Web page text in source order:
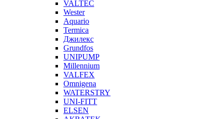
VALTEC
Wester
Aquario
Termica
Джилекс
Grundfos
UNIPUMP
Millennium
VALFEX
Omnigena
WATERSTRY
UNI-FITT
ELSEN